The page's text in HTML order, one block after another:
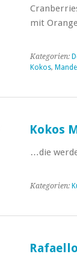
mit
Kategorien:
Kokos,
Kokos
…die
Kategorien: